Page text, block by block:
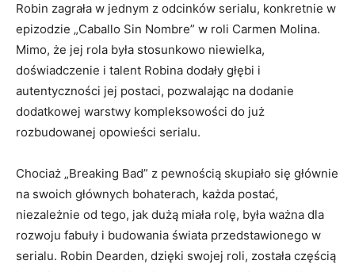
Robin zagrała w jednym z odcinków serialu, konkretnie w
epizodzie „Caballo Sin Nombre” w roli Carmen Molina.
Mimo, że jej rola była stosunkowo niewielka,
doświadczenie i talent Robina dodały głębi i
autentyczności jej postaci, pozwalając na dodanie
dodatkowej warstwy kompleksowości do już
rozbudowanej opowieści serialu.
Chociaż „Breaking Bad” z pewnością skupiało się głównie
na swoich głównych bohaterach, każda postać,
niezależnie od tego, jak dużą miała rolę, była ważna dla
rozwoju fabuły i budowania świata przedstawionego w
serialu. Robin Dearden, dzięki swojej roli, została częścią